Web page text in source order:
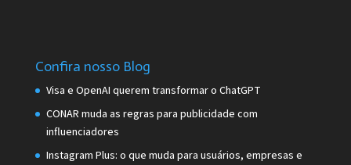
Confira nosso Blog
Visa e OpenAI querem transformar o ChatGPT
CONAR muda as regras para publicidade com
influenciadores
Instagram Plus: o que muda para usuários, empresas e